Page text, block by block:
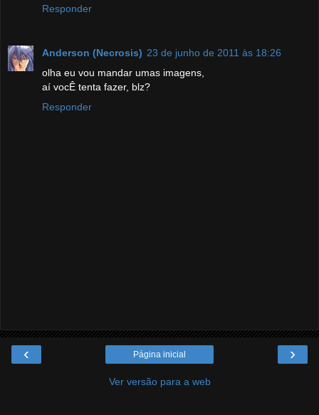
Responder
Anderson (Necrosis) 23 de junho de 2011 às 18:26
olha eu vou mandar umas imagens,
aí vocÊ tenta fazer, blz?
Responder
‹ ›
Página inicial
Ver versão para a web